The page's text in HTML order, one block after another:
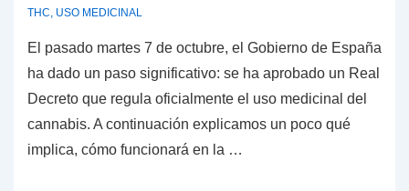
THC, USO MEDICINAL
El pasado martes 7 de octubre, el Gobierno de España
ha dado un paso significativo: se ha aprobado un Real
Decreto que regula oficialmente el uso medicinal del
cannabis. A continuación explicamos un poco qué
implica, cómo funcionará en la …